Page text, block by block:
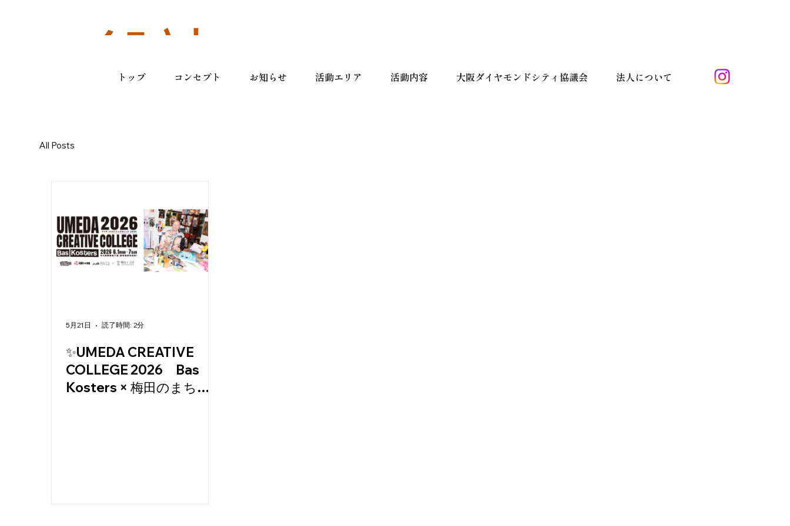
一般社
団法人
梅田１
丁目エ
リアマ
トップ コンセプト お知らせ 活動エリア 活動内容 大阪ダイヤモンドシティ協議会 法人について
All Posts
✨UMEDA CREATIVE
COLLEGE 2026 Bas
Kosters × 梅田のまち
5月21日 読了時間: 2分